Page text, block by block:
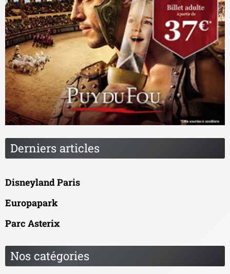
Derniers articles
Disneyland Paris
Europapark
Parc Asterix
Nos catégories